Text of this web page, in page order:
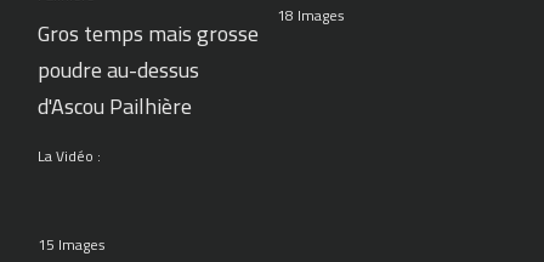
Gros temps mais grosse
poudre au-dessus
d'Ascou Pailhière
La Vidéo :
15 Images
18 Images